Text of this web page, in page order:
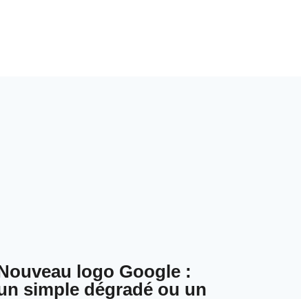
logo Google :
simple dégradé ou un